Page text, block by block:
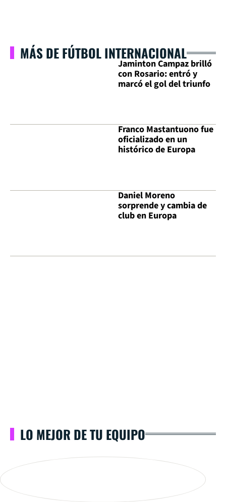
MÁS DE FÚTBOL INTERNACIONAL
Jaminton Campaz brilló
con Rosario: entró y
marcó el gol del triunfo
Franco Mastantuono fue
oficializado en un
histórico de Europa
Daniel Moreno
sorprende y cambia de
club en Europa
LO MEJOR DE TU EQUIPO